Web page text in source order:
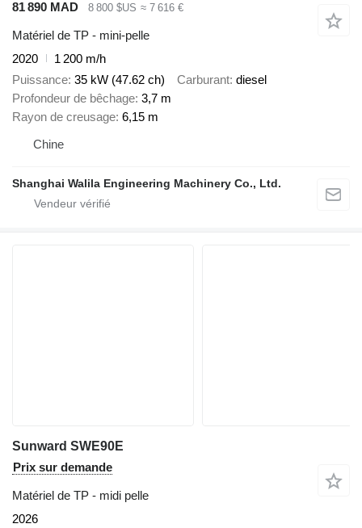
81 890 MAD 8 800 $US ≈ 7 616 €
Matériel de TP - mini-pelle
2020
1 200 m/h
Puissance 35 kW (47.62 ch) Carburant diesel
Profondeur de bêchage 3,7 m
Rayon de creusage 6,15 m
Chine
Shanghai Walila Engineering Machinery Co., Ltd.
Sunward SWE90E
Prix sur demande
Matériel de TP - midi pelle
2026